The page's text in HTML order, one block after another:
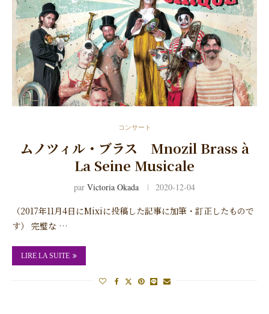
コンサート
ムノツィル・ブラス Mnozil Brass à
La Seine Musicale
par Victoria Okada 2020-12-04
（2017年11月4日にMixiに投稿した記事に加筆・訂正したもので
す） 完璧な …
LIRE LA SUITE